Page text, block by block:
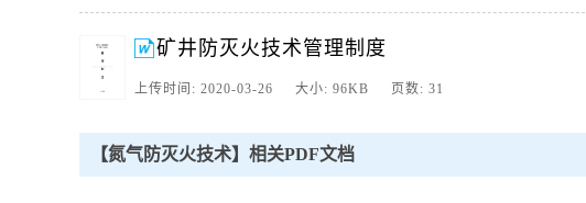
矿井防灭火技术管理制度
上传时间: 2020-03-26 大小: 96KB 页数: 31
【氮气防灭火技术】相关PDF文档